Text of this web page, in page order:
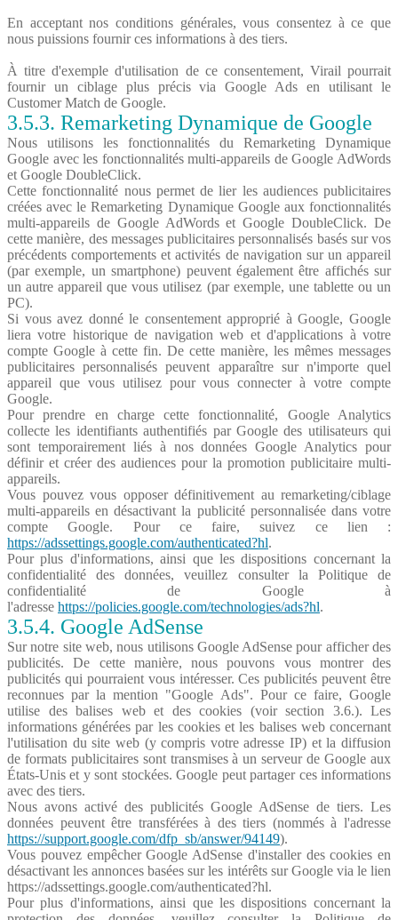
En acceptant nos conditions générales, vous consentez à ce que
nous puissions fournir ces informations à des tiers.
À titre d'exemple d'utilisation de ce consentement, Virail pourrait
fournir un ciblage plus précis via Google Ads en utilisant le
Customer Match de Google.
3.5.3. Remarketing Dynamique de Google
Nous utilisons les fonctionnalités du Remarketing Dynamique
Google avec les fonctionnalités multi-appareils de Google AdWords
et Google DoubleClick.
Cette fonctionnalité nous permet de lier les audiences publicitaires
créées avec le Remarketing Dynamique Google aux fonctionnalités
multi-appareils de Google AdWords et Google DoubleClick. De
cette manière, des messages publicitaires personnalisés basés sur vos
précédents comportements et activités de navigation sur un appareil
(par exemple, un smartphone) peuvent également être affichés sur
un autre appareil que vous utilisez (par exemple, une tablette ou un
PC).
Si vous avez donné le consentement approprié à Google, Google
liera votre historique de navigation web et d'applications à votre
compte Google à cette fin. De cette manière, les mêmes messages
publicitaires personnalisés peuvent apparaître sur n'importe quel
appareil que vous utilisez pour vous connecter à votre compte
Google.
Pour prendre en charge cette fonctionnalité, Google Analytics
collecte les identifiants authentifiés par Google des utilisateurs qui
sont temporairement liés à nos données Google Analytics pour
définir et créer des audiences pour la promotion publicitaire multi-
appareils.
Vous pouvez vous opposer définitivement au remarketing/ciblage
multi-appareils en désactivant la publicité personnalisée dans votre
compte Google. Pour ce faire, suivez ce lien :
https://adssettings.google.com/authenticated?hl.
Pour plus d'informations, ainsi que les dispositions concernant la
confidentialité des données, veuillez consulter la Politique de
confidentialité de Google à
l'adresse https://policies.google.com/technologies/ads?hl.
3.5.4. Google AdSense
Sur notre site web, nous utilisons Google AdSense pour afficher des
publicités. De cette manière, nous pouvons vous montrer des
publicités qui pourraient vous intéresser. Ces publicités peuvent être
reconnues par la mention "Google Ads". Pour ce faire, Google
utilise des balises web et des cookies (voir section 3.6.). Les
informations générées par les cookies et les balises web concernant
l'utilisation du site web (y compris votre adresse IP) et la diffusion
de formats publicitaires sont transmises à un serveur de Google aux
États-Unis et y sont stockées. Google peut partager ces informations
avec des tiers.
Nous avons activé des publicités Google AdSense de tiers. Les
données peuvent être transférées à des tiers (nommés à l'adresse
https://support.google.com/dfp_sb/answer/94149).
Vous pouvez empêcher Google AdSense d'installer des cookies en
désactivant les annonces basées sur les intérêts sur Google via le lien
https://adssettings.google.com/authenticated?hl.
Pour plus d'informations, ainsi que les dispositions concernant la